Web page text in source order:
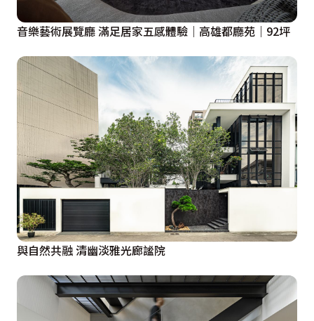
音樂藝術展覽廳 滿足居家五感體驗｜高雄都廳苑｜92坪
與自然共融 清幽淡雅光廊謐院